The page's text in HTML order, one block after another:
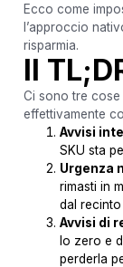
Ecco come
l’approccio
risparmia.
Il
Ci sono tre
effettivamente
Avvisi
SKU sta
Urgenza
rimasti in
dal recinto
Avvisi di
lo zero e
perderla